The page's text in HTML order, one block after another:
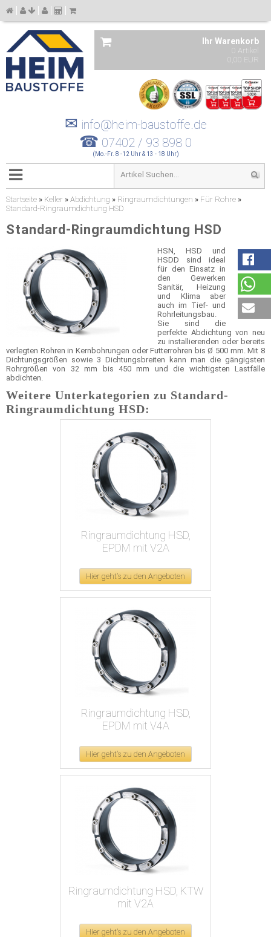
Ihr Warenkorb
0 Artikel
0,00 EUR
✉ info@heim-baustoffe.de
☎ 07402 / 93 898 0
(Mo.-Fr. 8 -12 Uhr & 13 - 18 Uhr)
Startseite » Keller » Abdichtung » Ringraumdichtungen » Für Rohre »
Standard-Ringraumdichtung HSD
Standard-Ringraumdichtung HSD
HSN, HSD und
HSDD sind ideal
für den Einsatz in
den Gewerken
Sanitär, Heizung
und Klima aber
auch im Tief- und
Rohrleitungsbau.
Sie sind die
perfekte Abdichtung von neu
zu installierenden oder bereits
verlegten Rohren in Kernbohrungen oder Futterrohren bis Ø 500 mm. Mit 8
Dichtungsgrößen sowie 3 Dichtungsbreiten kann man die gängigsten
Rohrgrößen von 32 mm bis 450 mm und die wichtigsten Lastfälle
abdichten.
Weitere Unterkategorien zu Standard-
Ringraumdichtung HSD:
Ringraumdichtung HSD,
EPDM mit V2A
Hier geht's zu den Angeboten
Ringraumdichtung HSD,
EPDM mit V4A
Hier geht's zu den Angeboten
Ringraumdichtung HSD, KTW
mit V2A
Hier geht's zu den Angeboten